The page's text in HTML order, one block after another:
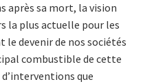
après sa mort, la vision
la plus actuelle pour les
devenir de nos sociétés
combustible de cette
que